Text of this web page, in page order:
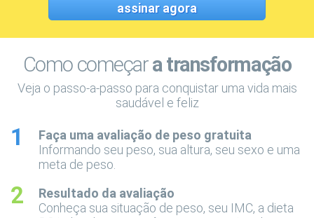
assinar agora
Como começara transformação
Veja o passo-a-passo para conquistar uma vida mais
saudável e feliz
Faça uma avaliação de peso gratuita
Informando seu peso, sua altura, seu sexo e uma
meta de peso.
Resultado da avaliação
Conheça sua situação de peso, seu IMC, a dieta